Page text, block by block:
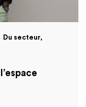
Du secteur